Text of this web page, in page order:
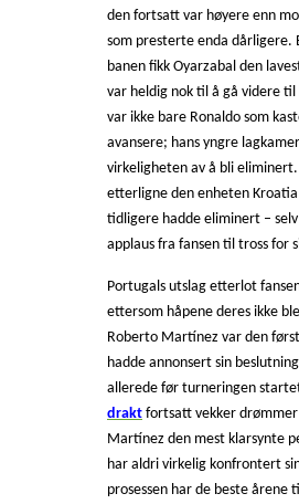
den fortsatt var høyere enn
som presterte enda dårligere.
banen fikk Oyarzabal den
var heldig nok til å gå videre
var ikke bare Ronaldo som
avansere; hans yngre
virkeligheten av å bli
etterligne den enheten
tidligere hadde eliminert –
applaus fra fansen til tross for
Portugals utslag etterlot
ettersom håpene deres ikke
Roberto Martínez var den
hadde annonsert sin
allerede før turneringen
drakt fortsatt vekker
Martínez den mest klarsynte
har aldri virkelig konfrontert
prosessen har de beste årene